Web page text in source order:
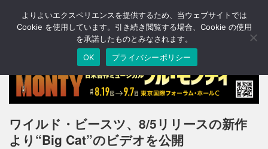
T
o
n
a
v
g
ワイルド・ビースツ、8/5リリースの新作
より“Big Cat”のビデオを公開
よりよいエクスペリエンスを提供するため、当ウェブサイトでは
Cookie を使用しています。引き続き閲覧する場合、Cookie の使用
を承諾したものとみなされます。
OK
プライバシーポリシー